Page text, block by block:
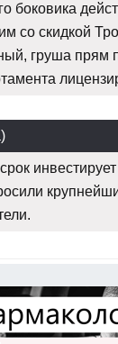
боковика
со скидкой
груша прям